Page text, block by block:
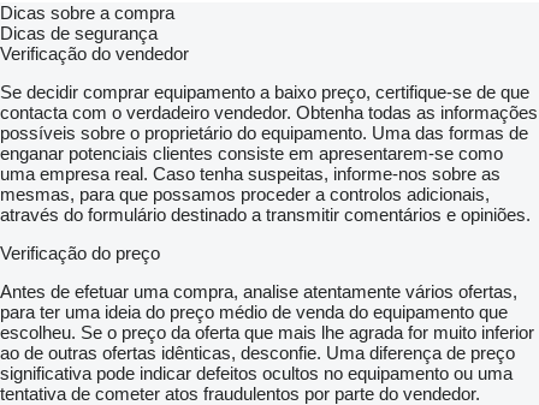
Dicas sobre a compra
Dicas de segurança
Verificação do vendedor
Se decidir comprar equipamento a baixo preço, certifique-se de que
contacta com o verdadeiro vendedor. Obtenha todas as informações
possíveis sobre o proprietário do equipamento. Uma das formas de
enganar potenciais clientes consiste em apresentarem-se como
uma empresa real. Caso tenha suspeitas, informe-nos sobre as
mesmas, para que possamos proceder a controlos adicionais,
através do formulário destinado a transmitir comentários e opiniões.
Verificação do preço
Antes de efetuar uma compra, analise atentamente vários ofertas,
para ter uma ideia do preço médio de venda do equipamento que
escolheu. Se o preço da oferta que mais lhe agrada for muito inferior
ao de outras ofertas idênticas, desconfie. Uma diferença de preço
significativa pode indicar defeitos ocultos no equipamento ou uma
tentativa de cometer atos fraudulentos por parte do vendedor.